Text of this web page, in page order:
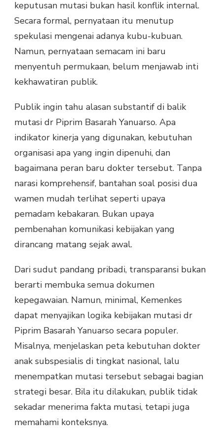
keputusan mutasi bukan hasil konflik internal.
Secara formal, pernyataan itu menutup
spekulasi mengenai adanya kubu-kubuan.
Namun, pernyataan semacam ini baru
menyentuh permukaan, belum menjawab inti
kekhawatiran publik.
Publik ingin tahu alasan substantif di balik
mutasi dr Piprim Basarah Yanuarso. Apa
indikator kinerja yang digunakan, kebutuhan
organisasi apa yang ingin dipenuhi, dan
bagaimana peran baru dokter tersebut. Tanpa
narasi komprehensif, bantahan soal posisi dua
wamen mudah terlihat seperti upaya
pemadam kebakaran. Bukan upaya
pembenahan komunikasi kebijakan yang
dirancang matang sejak awal.
Dari sudut pandang pribadi, transparansi bukan
berarti membuka semua dokumen
kepegawaian. Namun, minimal, Kemenkes
dapat menyajikan logika kebijakan mutasi dr
Piprim Basarah Yanuarso secara populer.
Misalnya, menjelaskan peta kebutuhan dokter
anak subspesialis di tingkat nasional, lalu
menempatkan mutasi tersebut sebagai bagian
strategi besar. Bila itu dilakukan, publik tidak
sekadar menerima fakta mutasi, tetapi juga
memahami konteksnya.